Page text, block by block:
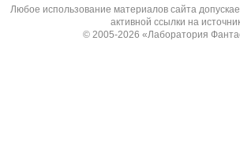
Любое использование материалов сайта
активной ссылки на
© 2005-2026 «Лаборатория